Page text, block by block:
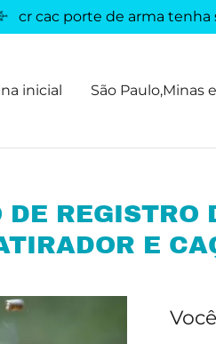
cr cac porte de arma tenha
inicial São Paulo,Minas
REGISTRO
E